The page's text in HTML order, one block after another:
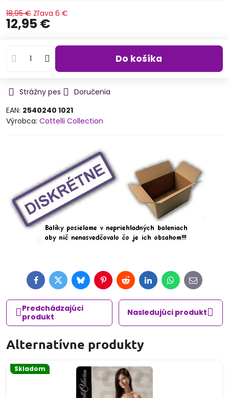
18,95 € Zľava 6 €
12,95 €
Do košíka
Strážny pes
Doručenia
EAN: 2540240 1021
Výrobca: Cottelli Collection
FacebookTwitterBlueskyPinterestRedditLinkedInWhatsApp
E-
mail
Predchádzajúci
produkt
Nasledujúci produkt
Alternatívne produkty
Skladom